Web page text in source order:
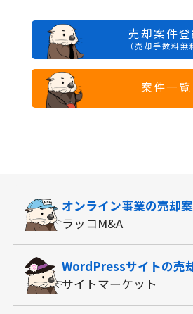
売却案件登
（売却手数料無
案件一覧
オンライン事業の売却
ラッコM&A
WordPressサイトの売
サイトマーケット